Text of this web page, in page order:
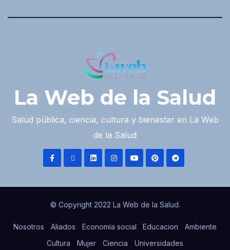
La Web de la Salud
Salud pública, ciencia, cultura y bienestar en La Web
de la Salud
© Copyright 2022 La Web de la Salud.
Nosotros Aliados Economía social Educacion
Ambiente
Cultura
Mujer Ciencia Universidades